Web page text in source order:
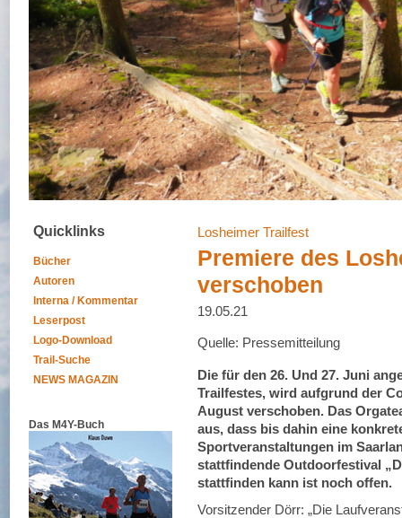
Quicklinks
Bücher
Autoren
Interna / Kommentar
Leserpost
Logo-Download
Trail-Suche
NEWS MAGAZIN
Das M4Y-Buch
Losheimer Trailfest
Premiere des
verschoben
19.05.21
Quelle: Pressemitteilung
Die für den 26. Und 27. Juni
Trailfestes, wird aufgrund der
August verschoben. Das
aus, dass bis dahin eine
Sportveranstaltungen im
stattfindende Outdoorfestival
stattfinden kann ist noch offen.
Vorsitzender Dörr: „Die